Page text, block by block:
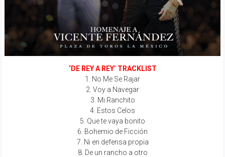
‘DE REY A REY’ TRACKLIST
1. No Me Se Rajar
2. Voy a Navegar
3. Mi Ranchito
4. Estos Celos
5. Que te vaya bonito
6. Bohemio de Ficción
7. Ni en defensa propia
8. De un rancho a otro